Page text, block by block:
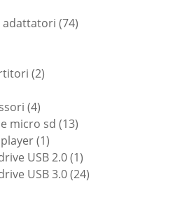
adattatori 7474
22
44
prodotti
micro sd 1313
11
prodotto
USB 2.0 11
prodotto
USB 3.0 2424